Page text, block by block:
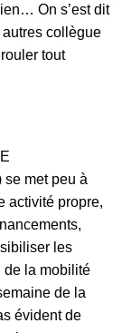
On s’est dit
collègue
tout
met peu à
activité propre,
les
de la mobilité
de la
évident de